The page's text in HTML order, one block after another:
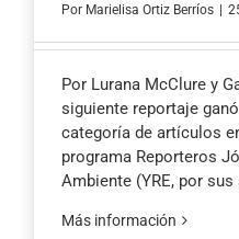
Por Marielisa Ortiz Berríos
Por Lurana McClure y
siguiente reportaje
categoría de artículos
programa Reporteros
Ambiente (YRE, por
Más información